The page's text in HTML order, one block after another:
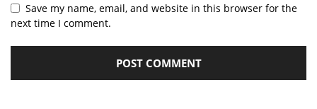
Save my name, email, and website in this browser for the
next time I comment.